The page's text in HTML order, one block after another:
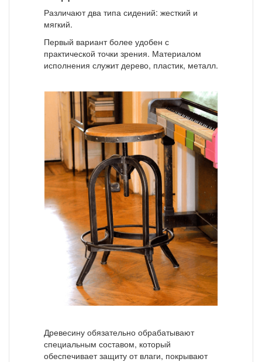
Различают два типа сидений: жесткий и
мягкий.
Первый вариант более удобен с
практической точки зрения. Материалом
исполнения служит дерево, пластик, металл.
Древесину обязательно обрабатывают
специальным составом, который
обеспечивает защиту от влаги, покрывают